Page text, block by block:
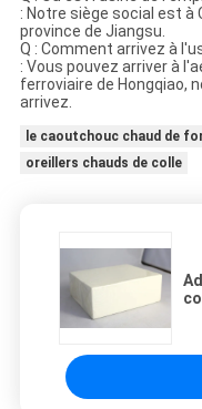
: Notre siège social est à
province de Jiangsu.
Q : Comment arrivez à
: Vous pouvez arriver à
ferroviaire de Hongqiao,
arrivez.
le caoutchouc chaud de
oreillers chauds de colle